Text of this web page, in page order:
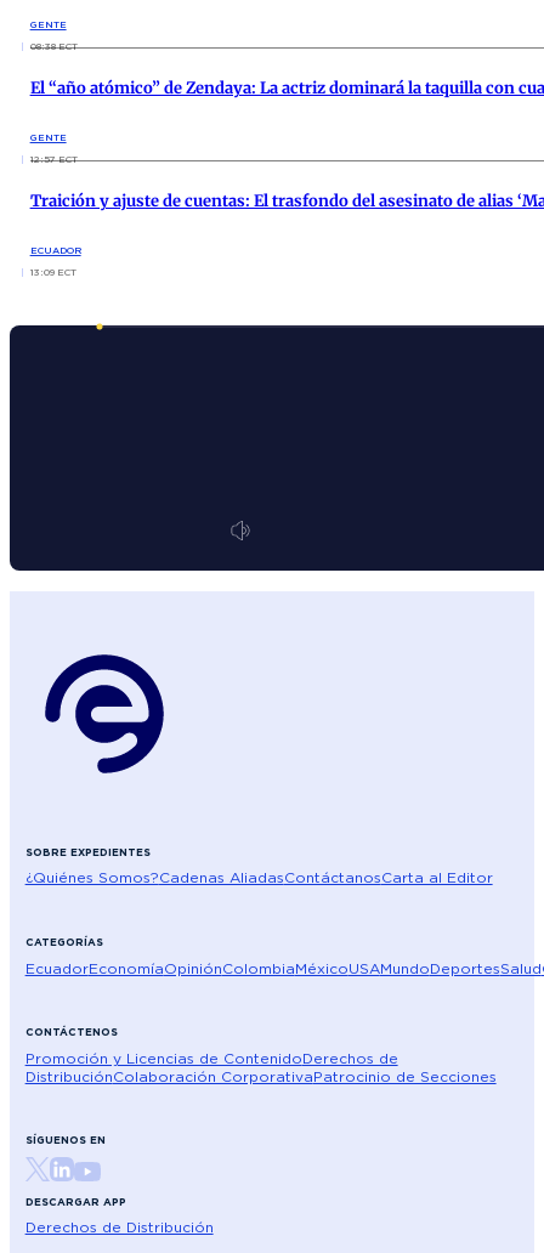
GENTE
08:38 ECT
El “año atómico” de Zendaya: La actriz dominará la taquilla con
GENTE
12:57 ECT
Traición y ajuste de cuentas: El trasfondo del asesinato de alias
ECUADOR
13:09 ECT
SOBRE EXPEDIENTES
¿Quiénes Somos?Cadenas AliadasContáctanosCarta al Editor
CATEGORÍAS
EcuadorEconomíaOpiniónColombiaMéxicoUSAMundoDeportesSalud
CONTÁCTENOS
Promoción y Licencias de ContenidoDerechos de
DistribuciónColaboración CorporativaPatrocinio de Secciones
SÍGUENOS EN
DESCARGAR APP
Derechos de Distribución